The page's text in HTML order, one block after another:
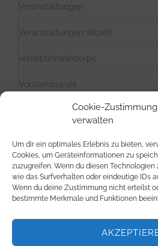
Cookie-Zustimmung
verwalten
Um dir ein optimales Erlebnis zu bieten,
Cookies, um Geräteinformationen zu
zuzugreifen. Wenn du diesen
wie das Surfverhalten oder eindeutige IDs
Wenn du deine Zustimmung nicht erteilst
bestimmte Merkmale und Funktionen
Veranstaltungen
Veranstaltungen aktuell
verliebtinmeincorps
Vorstandswahl
Weiberfastnacht
Zusammenschluss